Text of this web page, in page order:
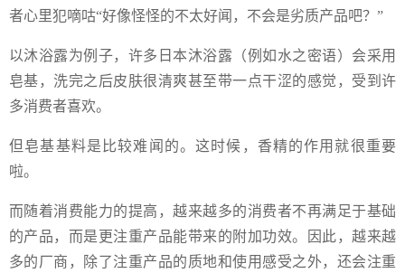
者心里犯嘀咕“好像怪怪的不太好闻，不会是劣质产品吧？”
以沐浴露为例子，许多日本沐浴露（例如水之密语）会采用
皂基，洗完之后皮肤很清爽甚至带一点干涩的感觉，受到许
多消费者喜欢。
但皂基基料是比较难闻的。这时候，香精的作用就很重要
啦。
而随着消费能力的提高，越来越多的消费者不再满足于基础
的产品，而是更注重产品能带来的附加功效。因此，越来越
多的厂商，除了注重产品的质地和使用感受之外，还会注重